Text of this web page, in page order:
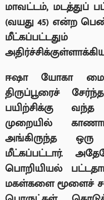
மாவட்டம், மடத்துப்
(வயது45) என்ற
ஈஷா யோகா
திருப்பூரைச்
பயிற்சிக்கு
முறையில்
அங்கிருந்த
மீட்கப்பட்டார்.
பொறியியல்
மகள்களை மூளைச்